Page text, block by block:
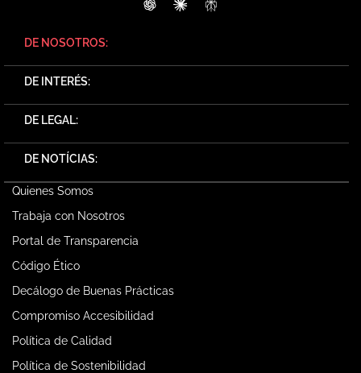
ChatGPTClaudePerplexity
DE NOSOTROS:
DE INTERÉS:
DE LEGAL:
DE NOTÍCIAS:
Quienes Somos
Trabaja con Nosotros
Portal de Transparencia
Código Ético
Decálogo de Buenas Prácticas
Compromiso Accesibilidad
Política de Calidad
Política de Sostenibilidad